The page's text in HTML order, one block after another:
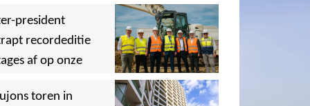
president
recordeditie
af op onze
,
toren in